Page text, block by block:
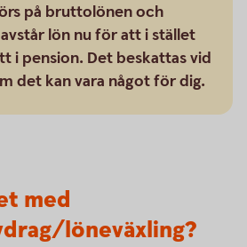
på bruttolönen och
lön nu för att i stället
i pension. Det beskattas vid
det kan vara något för dig.
med
löneväxling?